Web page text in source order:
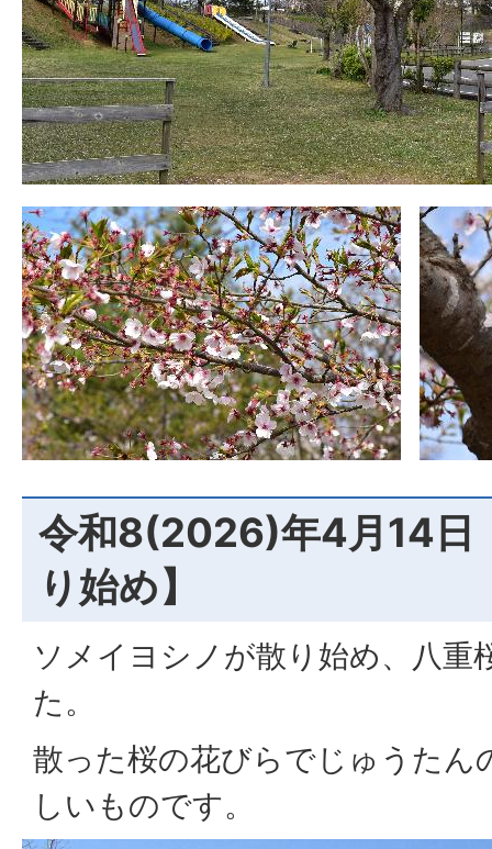
令和8(2026)年4月14日
り始め】
ソメイヨシノが散り始め、八重
た。
散った桜の花びらでじゅうたん
しいものです。